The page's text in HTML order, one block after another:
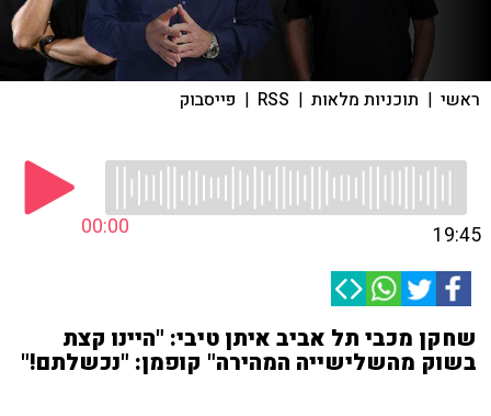
ראשי | תוכניות מלאות |
RSS
| פייסבוק
00:00 19:45
שחקן מכבי תל אביב איתן טיבי: "היינו קצת
בשוק מהשלישייה המהירה" קופמן: "נכשלתם!"